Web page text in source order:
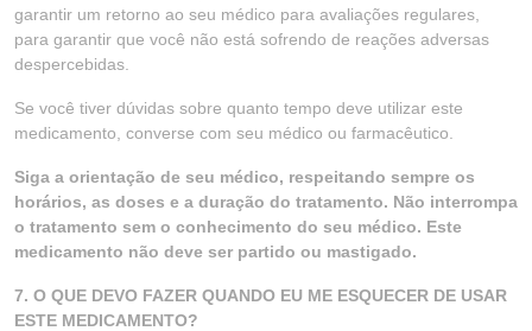
garantir um retorno ao seu médico para avaliações regulares,
para garantir que você não está sofrendo de reações adversas
despercebidas.
Se você tiver dúvidas sobre quanto tempo deve utilizar este
medicamento, converse com seu médico ou farmacêutico.
Siga a orientação de seu médico, respeitando sempre os
horários, as doses e a duração do tratamento. Não interrompa
o tratamento sem o conhecimento do seu médico. Este
medicamento não deve ser partido ou mastigado.
7. O QUE DEVO FAZER QUANDO EU ME ESQUECER DE USAR
ESTE MEDICAMENTO?